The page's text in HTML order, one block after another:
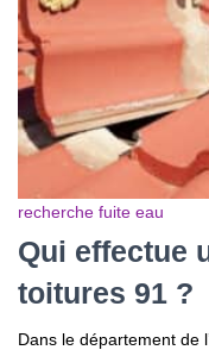
recherche fuite eau
Qui effectue
toitures 91 ?
Dans le département de